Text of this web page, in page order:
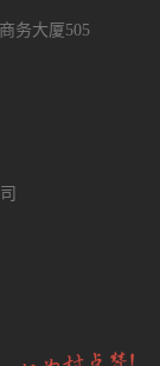
务大厦505